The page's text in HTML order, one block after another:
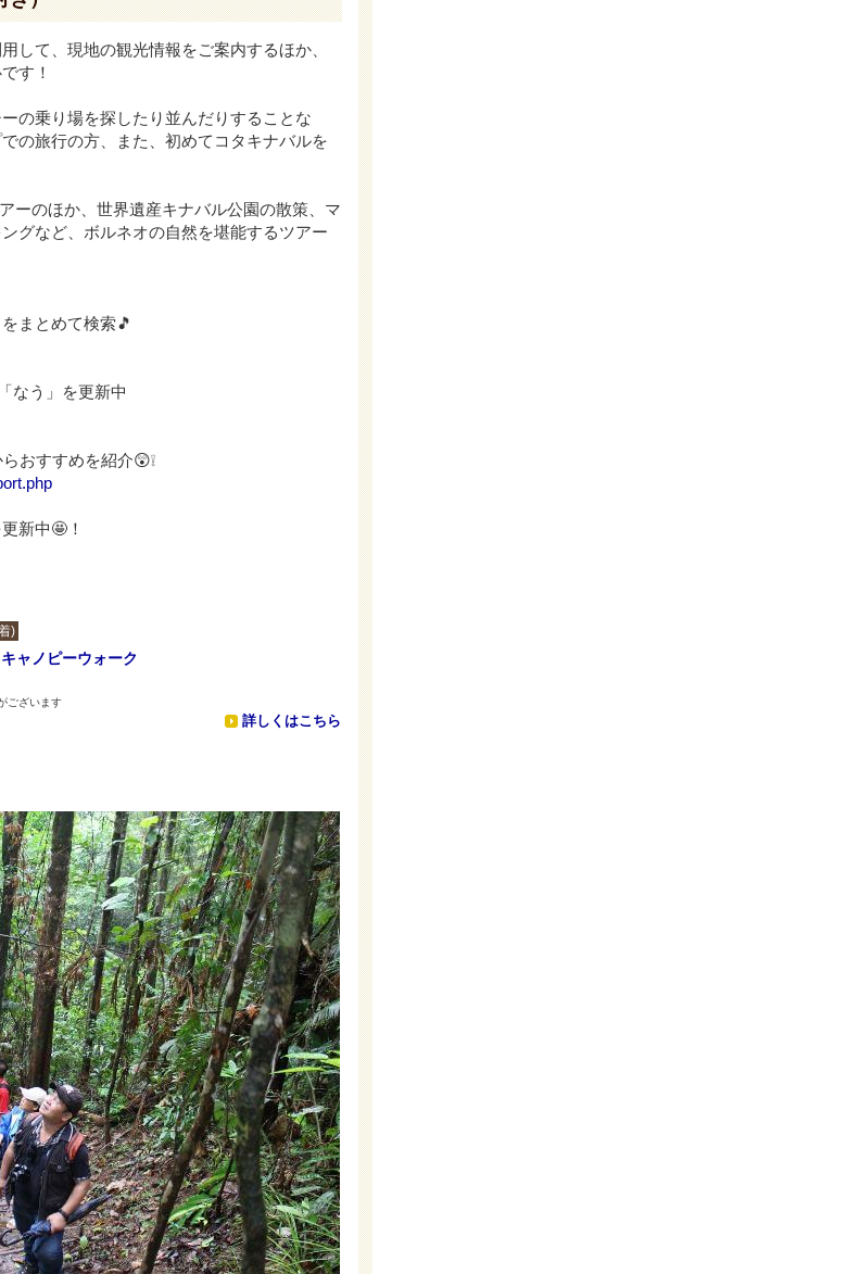
して、現地の観光情報をご案内するほか、
す！
の乗り場を探したり並んだりすることな
の旅行の方、また、初めてコタキナバルを
ーのほか、世界遺産キナバル公園の散策、マ
グなど、ボルネオの自然を堪能するツアー
まとめて検索🎵
なう」を更新中
おすすめを紹介😲❕
新中🤩！
)
ャノピーウォーク
ございます
詳しくはこちら